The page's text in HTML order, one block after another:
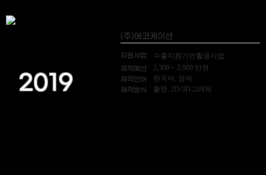
2019
(주)에코케이션
지원사업 수출지원기반활용사업
제작예산 2,300 ~ 2,900 만원
제작언어 한국어, 영어
제작방식 촬영, 2D/3D그래픽